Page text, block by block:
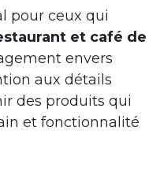
pour ceux qui
et café de
envers
aux détails
des produits qui
et fonctionnalité